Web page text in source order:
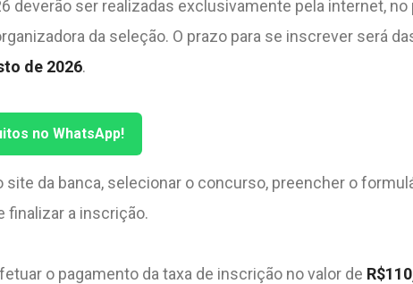
deverão ser realizadas exclusivamente pela internet, no
da seleção. O prazo para se inscrever será
de 2026.
no WhatsApp!
site da banca, selecionar o concurso, preencher o
a inscrição.
o pagamento da taxa de inscrição no valor de